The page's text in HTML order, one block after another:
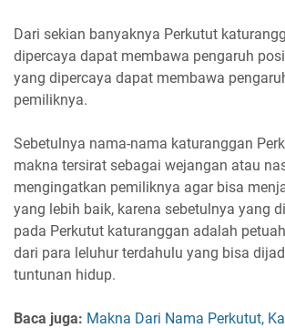
Dari sekian banyaknya Perkutut
dipercaya dapat membawa pengaruh
yang dipercaya dapat membawa
pemiliknya.
Sebetulnya nama-nama katuranggan
makna tersirat sebagai wejangan atau
mengingatkan pemiliknya agar bisa
yang lebih baik, karena sebetulnya yang
pada Perkutut katuranggan adalah
dari para leluhur terdahulu yang bisa
tuntunan hidup.
Baca juga: Makna Dari Nama Perkutut,